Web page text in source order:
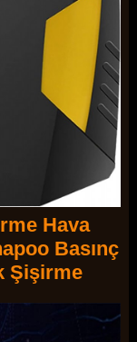
Hava
Basınç
Şişirme